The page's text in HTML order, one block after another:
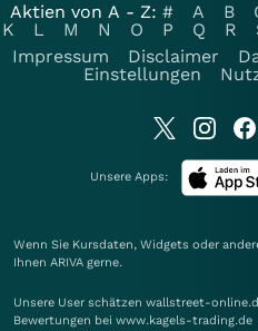
Aktien von A - Z: # A B
K
L M N O P Q R
Impressum
Disclaimer
Einstellungen
Unsere Apps:
Wenn Sie Kursdaten, Widgets oder
Ihnen ARIVA gerne.
Unsere User schätzen wallstreet-
Bewertungen bei www.kagels-trading.de